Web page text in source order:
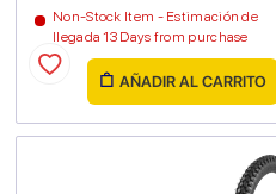
Non-Stock Item - Estimación de
llegada 13 Days from purchase
AÑADIR AL CARRITO